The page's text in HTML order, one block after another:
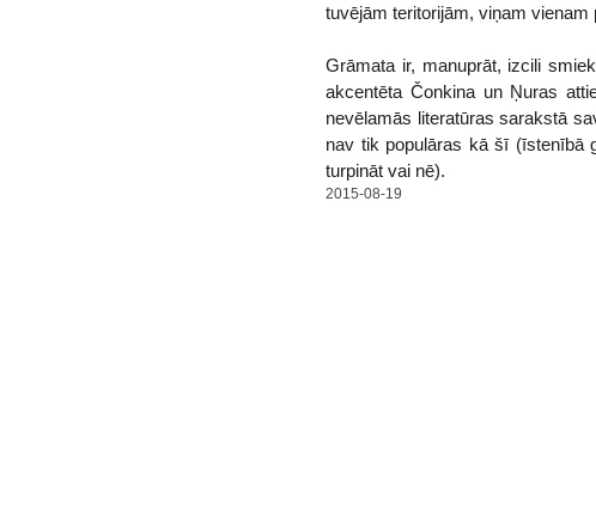
tuvējām teritorijām, viņam
Grāmata ir, manuprāt, izcili
akcentēta Čonkina un Ņuras
nevēlamās literatūras sarakstā
nav tik populāras kā šī (īstenībā
turpināt vai nē).
2015-08-19